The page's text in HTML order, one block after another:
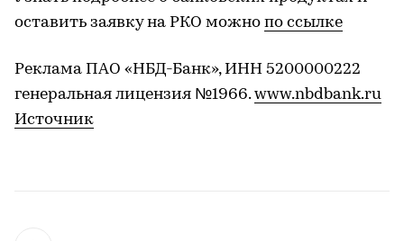
оставить заявку на РКО можно по ссылке
Реклама ПАО «НБД-Банк», ИНН 5200000222
генеральная лицензия №1966.www.nbdbank.ru
Источник